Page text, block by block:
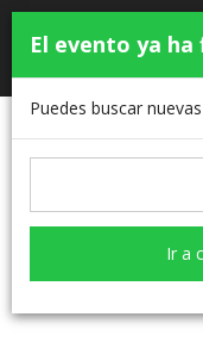
IX CARRERA Y
CONTRA EL
El evento ya ha
Puedes buscar
Ir a